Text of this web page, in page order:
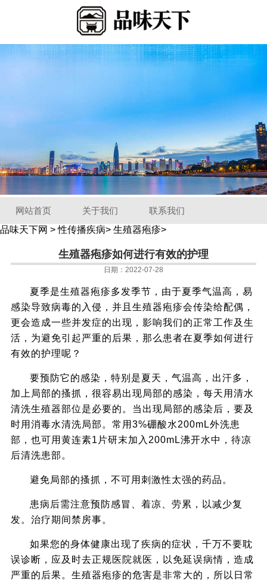
网站首页 关于我们
联系我们
品味天下网 >性传播疾病> 生殖器疱疹>
生殖器疱疹如何进行有效的护理
日期：2022-07-28
夏季是生殖器疱疹多发季节，由于夏季气温高，易
感染导致病毒的入侵，并且生殖器疱疹会传染给配偶，
更会造成一些并发症的出现，影响我们的正常工作及生
活，为避免引起严重的后果，那么患者在夏季如何进行
有效的护理呢？
要预防它的感染，特别是夏天，气温高，出汗多，
加上局部的搔抓，很容易出现局部的感染，每天用清水
清洗生殖器部位是必要的。当出现局部的感染后，要及
时用消毒水清洗局部。常用3%硼酸水200mL外洗患
部，也可用黄连素1片研末加入200mL沸开水中，待凉
后清洗患部。
避免局部的搔抓，不可用刺激性太强的药品。
患病后需注意预防感冒、着凉、劳累，以减少复
发。治疗期间禁房事。
如果您的身体健康出现了疾病的症状，千万不要耽
误诊断，应及时去正规医院就医，以免延误病情，造成
严重的后果。生殖器疱疹的危害是非常大的，所以日常